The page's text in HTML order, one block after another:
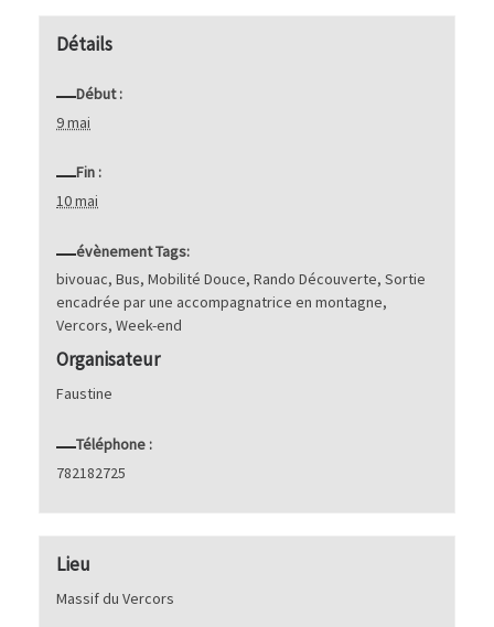
Détails
Début :
9 mai
Fin :
10 mai
évènement Tags:
bivouac,Bus,Mobilité Douce,Rando Découverte,Sortie
encadrée par une accompagnatrice en montagne,
Vercors,Week-end
Organisateur
Faustine
Téléphone :
782182725
Lieu
Massif du Vercors